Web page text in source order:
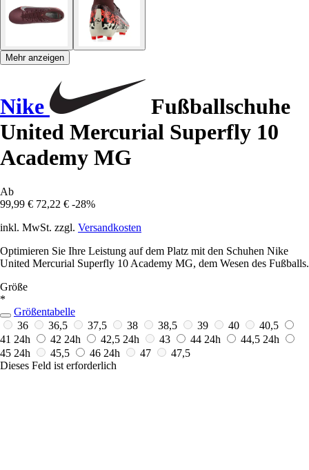
Mehr anzeigen
Nike
Fußballschuhe
United Mercurial Superfly 10
Academy MG
Ab
99,99 € 72,22 € -28%
inkl. MwSt. zzgl. Versandkosten
Optimieren Sie Ihre Leistung auf dem Platz mit den Schuhen Nike
United Mercurial Superfly 10 Academy MG, dem Wesen des Fußballs.
Größe
*
Größentabelle
36
36,5 37,5 38 38,5 39 40
40,5
41 24h 42 24h 42,5 24h 43 44 24h 44,5 24h
45 24h 45,5 46 24h 47
47,5
Dieses Feld ist erforderlich